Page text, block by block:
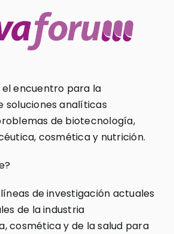
encuentro para la
soluciones analíticas
de biotecnología,
cosmética y nutrición.
de investigación actuales
de la industria
cosmética y de la salud para